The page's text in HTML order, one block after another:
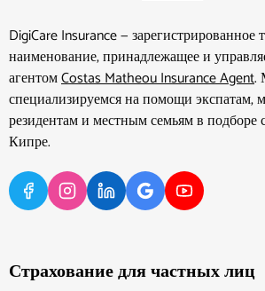
DigiCare Insurance — зарегистрированное
наименование, принадлежащее и
агентомCostas Matheou Insurance Agent.
специализируемся на помощи
резидентам и местным семьям в подборе
Кипре.
Страхование для частных лиц